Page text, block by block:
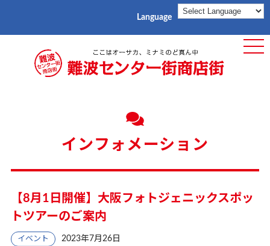
Language
インフォメーション
【8月1日開催】大阪フォトジェニックスポッ
トツアーのご案内
イベント 2023年7月26日